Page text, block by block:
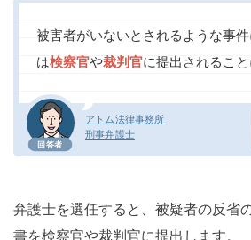
回答者
アトム法律事務所
刑事弁護士
被害者がいないとされるような事
は検察官や裁判官に提出されること
弁護士を選任すると、被疑者の反省
書を検察官や裁判官に提出します。